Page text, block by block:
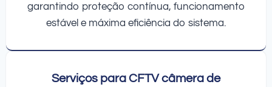
garantindo proteção contínua, funcionamento
estável e máxima eficiência do sistema.
Serviços para CFTV câmera de